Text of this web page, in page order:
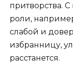
притворства.
роли,
слабой и
избранницу,
расстанется.